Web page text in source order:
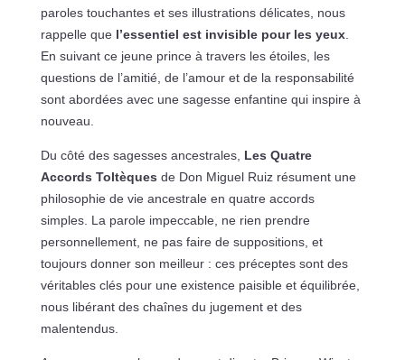
paroles touchantes et ses illustrations délicates, nous
rappelle que l’essentiel est invisible pour les yeux.
En suivant ce jeune prince à travers les étoiles, les
questions de l’amitié, de l’amour et de la responsabilité
sont abordées avec une sagesse enfantine qui inspire à
nouveau.
Du côté des sagesses ancestrales, Les Quatre
Accords Toltèques de Don Miguel Ruiz résument une
philosophie de vie ancestrale en quatre accords
simples. La parole impeccable, ne rien prendre
personnellement, ne pas faire de suppositions, et
toujours donner son meilleur : ces préceptes sont des
véritables clés pour une existence paisible et équilibrée,
nous libérant des chaînes du jugement et des
malentendus.